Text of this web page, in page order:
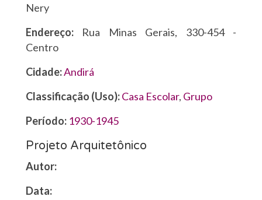
Nery
Endereço: Rua Minas Gerais, 330-454 -
Centro
Cidade:Andirá
Classificação (Uso):Casa Escolar, Grupo
Período: 1930-1945
Projeto Arquitetônico
Autor:
Data: